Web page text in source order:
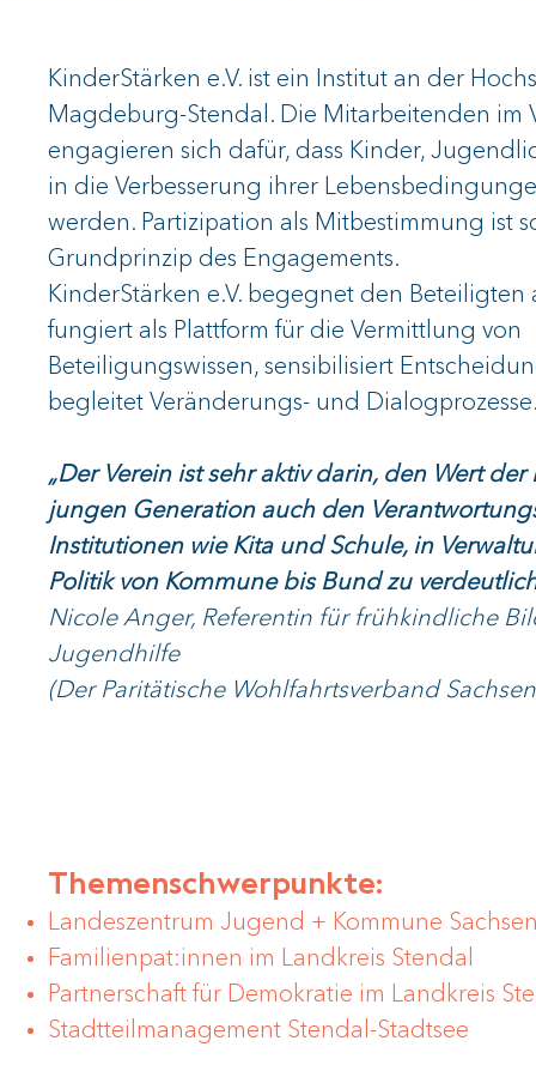
KinderStärken e.V. ist ein Institut an der
Magdeburg-Stendal. Die Mitarbeitenden im
engagieren sich dafür, dass Kinder,
in die Verbesserung ihrer
werden. Partizipation als Mitbestimmung ist
Grundprinzip des Engagements.
KinderStärken e.V. begegnet den Beteiligten
fungiert als Plattform für die Vermittlung von
Beteiligungswissen, sensibilisiert
begleitet Veränderungs- und
„Der Verein ist sehr aktiv darin, den Wert
jungen Generation auch den
Institutionen wie Kita und Schule, in
Politik von Kommune bis Bund zu
Nicole Anger, Referentin für frühkindliche
Jugendhilfe
(Der Paritätische Wohlfahrtsverband
Themenschwerpunkte:
Landeszentrum Jugend + Kommune
Familienpat:innen im Landkreis Stendal
Partnerschaft für Demokratie im Landkreis
Stadtteilmanagement Stendal-Stadtsee